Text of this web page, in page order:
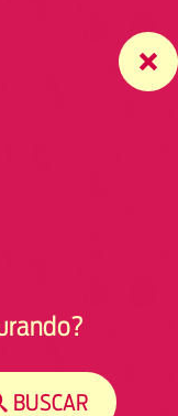
BUSCAR